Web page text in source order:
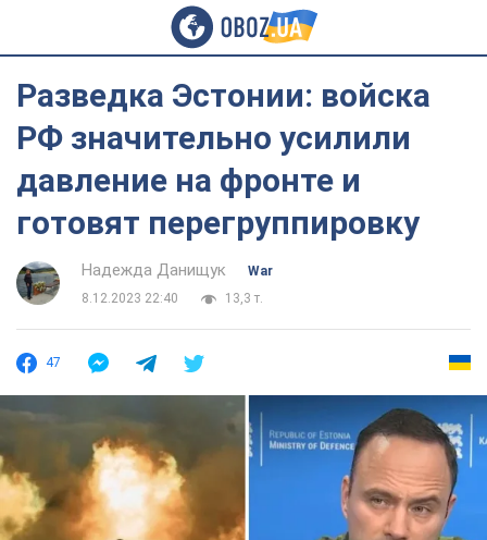
Разведка Эстонии: войска
РФ значительно усилили
давление на фронте и
готовят перегруппировку
Надежда Данищук
War
8.12.2023 22:40
13,3 т.
47